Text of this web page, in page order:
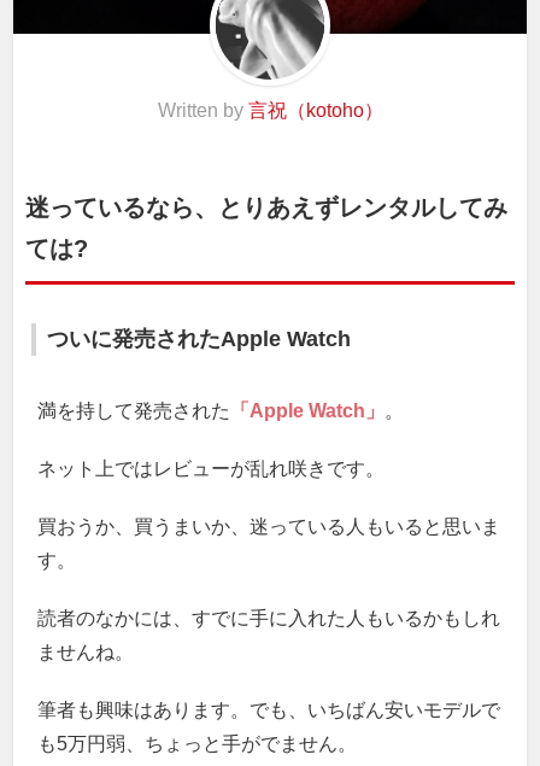
Written by 言祝（kotoho）
迷っているなら、とりあえずレンタルしてみ
ては?
ついに発売されたApple Watch
満を持して発売された 「Apple Watch」 。
ネット上ではレビューが乱れ咲きです。
買おうか、買うまいか、迷っている人もいると思いま
す。
読者のなかには、すでに手に入れた人もいるかもしれ
ませんね。
筆者も興味はあります。でも、いちばん安いモデルで
も5万円弱、ちょっと手がでません。